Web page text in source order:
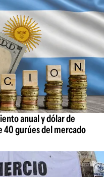
anual y dólar de
40 gurúes del mercado